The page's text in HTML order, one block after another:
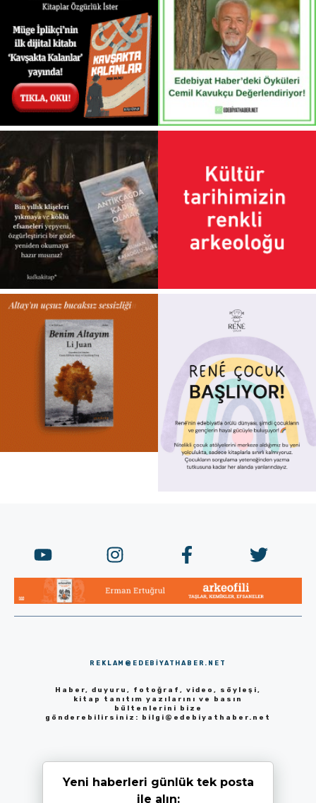
REKLAM@EDEBIYATHABER.NET
Haber, duyuru, fotoğraf, video, söyleşi,
kitap tanıtım yazılarını ve basın
bültenlerini bize
gönderebilirsiniz: bilgi@edebiyathaber.net
Yeni haberleri günlük tek posta
ile alın: